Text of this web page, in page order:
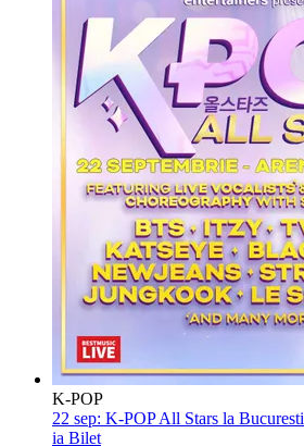
K-POP
22 sep: K-POP All Stars la Bucuresti
ia Bilet